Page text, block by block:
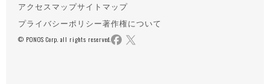
アクセスマップサイトマップ
プライバシーポリシー著作権について
© PONOS Corp. all rights reserved.